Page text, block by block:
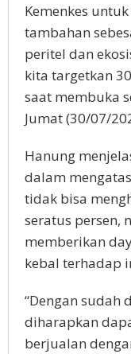
Kemenkes
tambahan
peritel dan
kita targetkan
saat membuka
Jumat (30/07/
Hanung
dalam
tidak bisa
seratus persen,
memberikan
kebal terhadap
“Dengan sudah
diharapkan
berjualan